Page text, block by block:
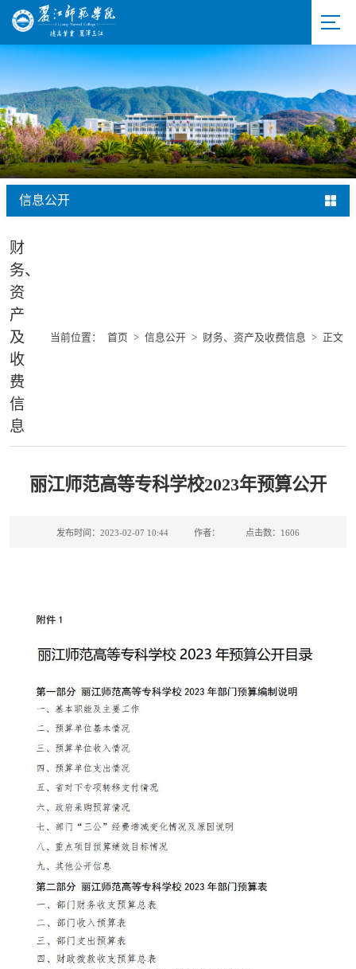
信息公开
财
务、
资
产
及
收
费
信
息
当前位置： 首页 > 信息公开 > 财务、资产及收费信息 > 正文
丽江师范高等专科学校2023年预算公开
发布时间：2023-02-07 10:44 作者： 点击数： 1606